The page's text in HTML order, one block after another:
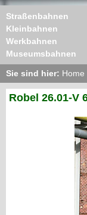
Straßenbahnen
Kleinbahnen
Werkbahnen
Museumsbahnen
Sie sind hier: Home
Robel 26.01-V